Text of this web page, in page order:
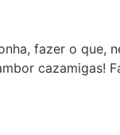
fazer o que,
cazamigas!